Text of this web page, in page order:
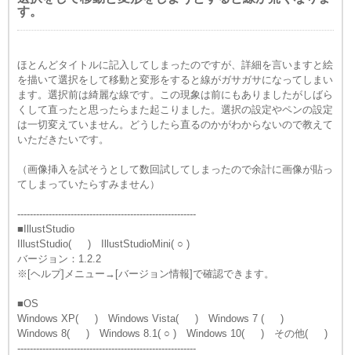
す。
ほとんどタイトルに記入してしまったのですが、詳細を言いますと絵
を描いて選択をして移動と変形をすると線がガサガサになってしまい
ます。選択前は綺麗な線です。この現象は前にもありましたがしばら
くして直ったと思ったらまた起こりました。選択の設定やペンの設定
は一切変えていません。どうしたら直るのかがわからないので教えて
いただきたいです。
（画像挿入を試そうとして数回試してしまったので余計に画像が貼っ
てしまっていたらすみません）
---------------------------------------------------------
■IllustStudio
IllustStudio( ) IllustStudioMini( ○ )
バージョン：1.2.2
※[ヘルプ]メニュー→[バージョン情報]で確認できます。
■OS
Windows XP( ) Windows Vista( ) Windows 7 ( )
Windows 8( ) Windows 8.1( ○ ) Windows 10( ) その他( )
---------------------------------------------------------